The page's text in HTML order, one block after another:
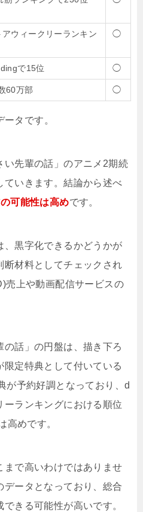
ウィークリーランキン
◯
で15位 ◯
60万部 ◯
タです。
い先輩の話」のアニメ2期続
ていきます。結論から述べ
可能性は高めです。
、黒字化できるかどうかが
断材料としてチェックされ
売上や動画配信サービスの
の話」の円盤は、描き下ろ
限定特典として付いている
が予約好調となっており、d
ーランキングにおける順位
高めです。
まで高いわけではありませ
データとなっており、総合
きる可能性が高いです。